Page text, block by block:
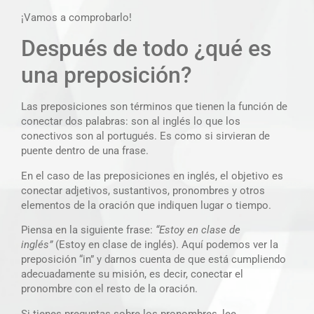
¡Vamos a comprobarlo!
Después de todo ¿qué es
una preposición?
Las preposiciones son términos que tienen la función de
conectar dos palabras: son al inglés lo que los
conectivos son al portugués. Es como si sirvieran de
puente dentro de una frase.
En el caso de las preposiciones en inglés, el objetivo es
conectar adjetivos, sustantivos, pronombres y otros
elementos de la oración que indiquen lugar o tiempo.
Piensa en la siguiente frase: “Estoy en clase de
inglés” (Estoy en clase de inglés). Aquí podemos ver la
preposición “in” y darnos cuenta de que está cumpliendo
adecuadamente su misión, es decir, conectar el
pronombre con el resto de la oración.